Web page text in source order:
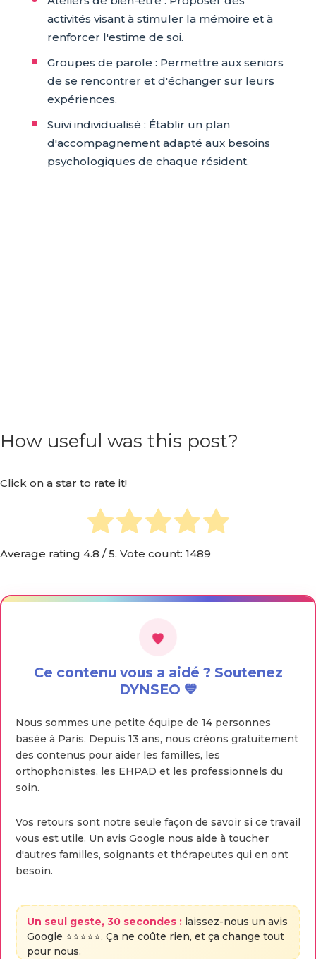
activités visant à stimuler la mémoire et à
renforcer l'estime de soi.
Groupes de parole : Permettre aux seniors
de se rencontrer et d'échanger sur leurs
expériences.
Suivi individualisé : Établir un plan
d'accompagnement adapté aux besoins
psychologiques de chaque résident.
How useful was this post?
Click on a star to rate it!
Average rating 4.8 / 5. Vote count: 1489
Ce contenu vous a aidé ? Soutenez
DYNSEO 💙
Nous sommes une petite équipe de 14 personnes
basée à Paris. Depuis 13 ans, nous créons gratuitement
des contenus pour aider les familles, les
orthophonistes, les EHPAD et les professionnels du
soin.
Vos retours sont notre seule façon de savoir si ce travail
vous est utile. Un avis Google nous aide à toucher
d'autres familles, soignants et thérapeutes qui en ont
besoin.
Un seul geste, 30 secondes : laissez-nous un avis
Google ⭐⭐⭐⭐⭐. Ça ne coûte rien, et ça change tout
pour nous.